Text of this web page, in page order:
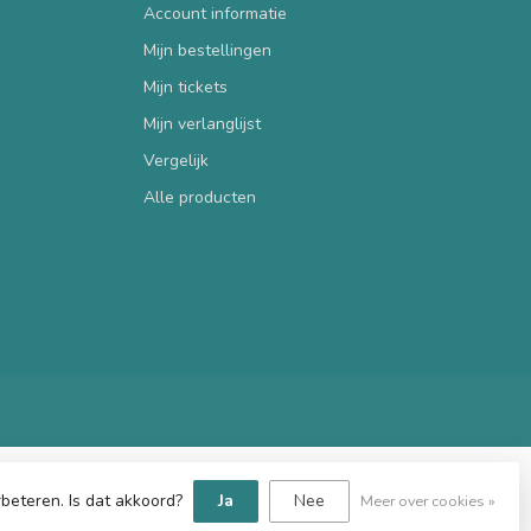
Account informatie
Mijn bestellingen
Mijn tickets
Mijn verlanglijst
Vergelijk
Alle producten
Is dat akkoord? Ja Nee Meer over cookies »